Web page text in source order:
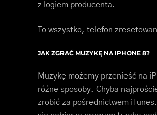
z logiem producenta.
To wszystko, telefon
JAK ZGRAĆ MUZYKĘ NA IPHONE 8?
Muzykę możemy przenieść na
różne sposoby. Chyba
zrobić za pośrednictwem